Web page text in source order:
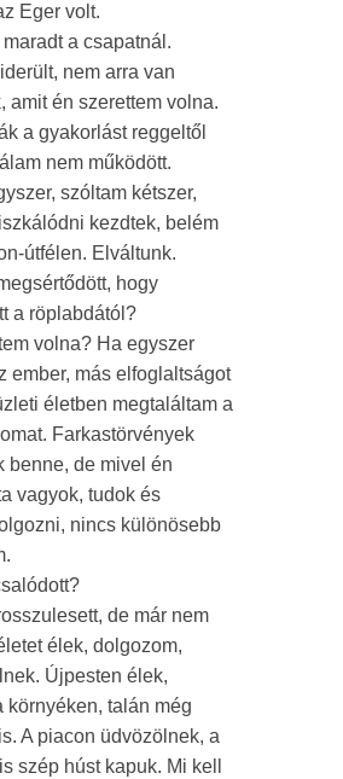
Eger volt.
a csapatnál.
nem arra van
amit én szerettem volna.
a gyakorlást reggeltől
nem működött.
szóltam kétszer,
kezdtek, belém
útfélen. Elváltunk.
hogy
a röplabdától?
volna? Ha egyszer
ember, más elfoglaltságot
életben megtaláltam a
Farkastörvények
benne, de mivel én
vagyok, tudok és
nincs különösebb
de már nem
élek, dolgozom,
Újpesten élek,
környéken, talán még
A piacon üdvözölnek, a
szép húst kapuk. Mi kell